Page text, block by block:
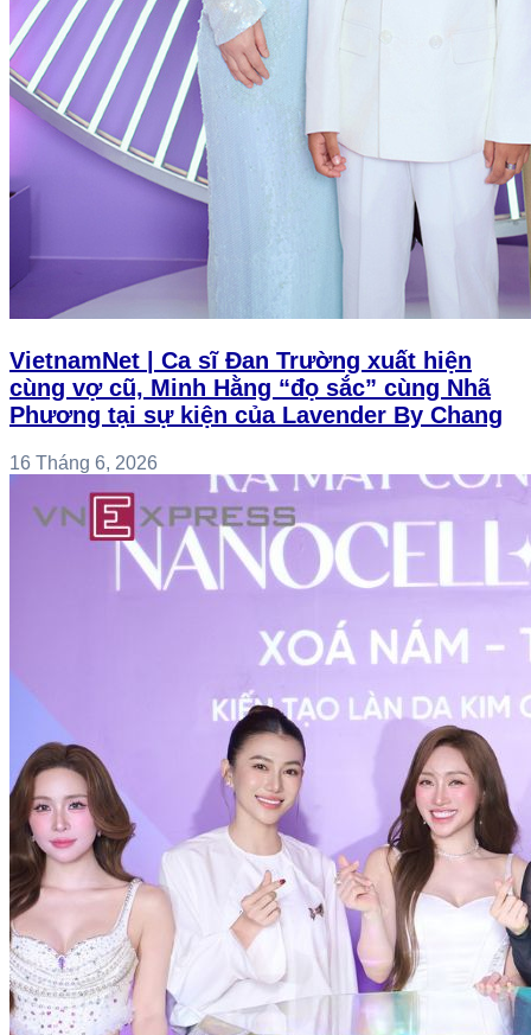
VietnamNet | Ca sĩ Đan Trường xuất hiện
cùng vợ cũ, Minh Hằng “đọ sắc” cùng Nhã
Phương tại sự kiện của Lavender By Chang
16 Tháng 6, 2026